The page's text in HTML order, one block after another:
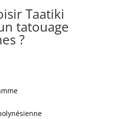
Taatiki
tatouage
?